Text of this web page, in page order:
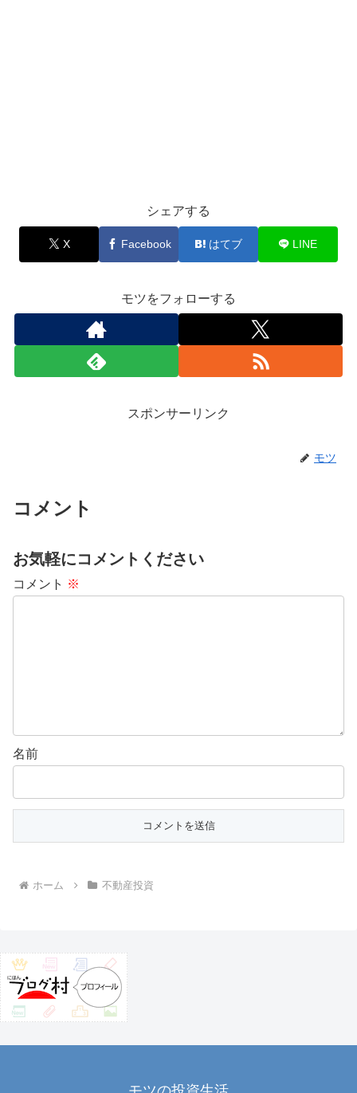
シェアする
X Facebook はてブ LINE
モツをフォローする
スポンサーリンク
モツ
コメント
お気軽にコメントください
コメント ※
名前
ホーム 不動産投資